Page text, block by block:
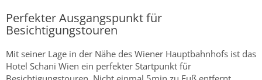
Perfekter Ausgangspunkt für
Besichtigungstouren
Mit seiner Lage in der Nähe des Wiener Hauptbahnhofs ist das
Hotel Schani Wien ein perfekter Startpunkt für